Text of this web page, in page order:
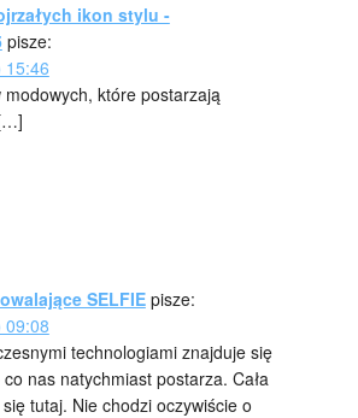
ikon stylu -
pisze:
15:46
które postarzają
SELFIE pisze:
09:08
technologiami znajduje się
nas natychmiast postarza. Cała
tutaj. Nie chodzi oczywiście o